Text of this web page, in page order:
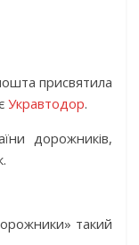
присвятила
Укравтодор.
дорожників,
такий